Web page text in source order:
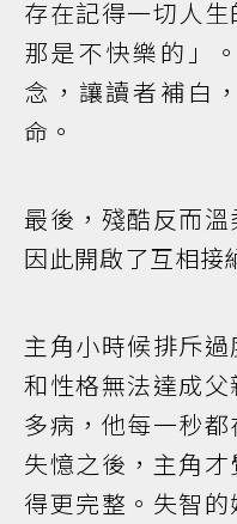
存在記得一切人
那是不快樂的」
念，讓讀者補白
命。
最後，殘酷反而
因此開啟了互相接
主角小時候排斥
和性格無法達成
多病，他每一秒
失憶之後，主角
得更完整。失智